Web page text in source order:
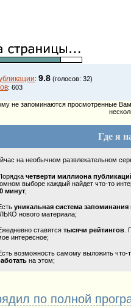
: 9.8 (голосов: 32)
: 603
не запоминаются просмотренные
Где я
на необычном развлекательном
четверти миллиона
выборе каждый найдет что-то
минут;
уникальная система запоминания
нового материала;
ставятся тысячи рейтингов .
интересное;
возможность самому выложить
на этом;
по полной